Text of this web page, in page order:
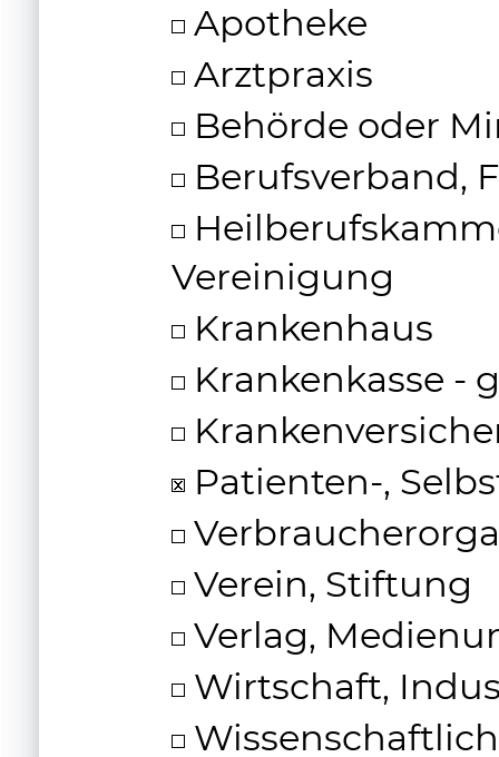
Apotheke
Arztpraxis
Behörde oder
Berufsverband,
Vereinigung
Krankenhaus
Krankenkasse -
Patienten-,
Verein, Stiftung
Verlag,
Wirtschaft,